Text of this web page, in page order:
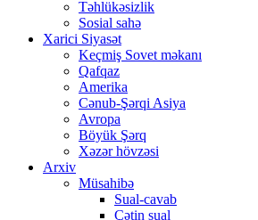
Təhlükəsizlik
Sosial sahə
Xarici Siyasət
Keçmiş Sovet məkanı
Qafqaz
Amerika
Cənub-Şərqi Asiya
Avropa
Böyük Şərq
Xəzər hövzəsi
Arxiv
Müsahibə
Sual-cavab
Çətin sual